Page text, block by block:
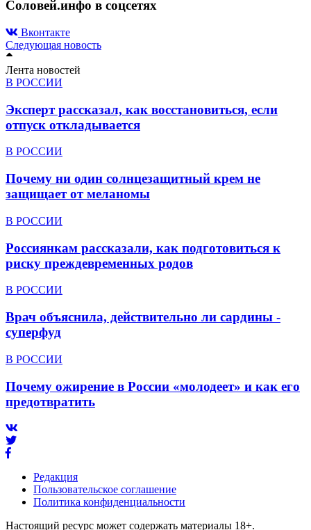
Соловей.инфо в соцсетях
Вконтакте
Следующая новость
Лента новостей
В РОССИИ
Эксперт рассказал, как восстановиться, если
отпуск откладывается
В РОССИИ
Почему ни один солнцезащитный крем не
защищает от меланомы
В РОССИИ
Россиянкам рассказали, как подготовиться к
риску преждевременных родов
В РОССИИ
Врач объяснила, действительно ли сардины -
суперфуд
В РОССИИ
Почему ожирение в России «молодеет» и как его
предотвратить
Редакция
Пользовательское соглашение
Политика конфиденциальности
Настоящий ресурс может содержать материалы 18+.